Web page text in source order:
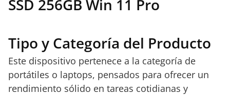
SSD 256GB Win 11 Pro
Tipo y Categoría del Producto
Este dispositivo pertenece a la categoría de
portátiles o laptops, pensados para ofrecer un
rendimiento sólido en tareas cotidianas y